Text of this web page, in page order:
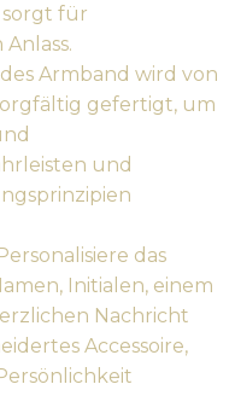
sorgt für
Armband wird von
gefertigt, um
und
das
Initialen, einem
Nachricht
Accessoire,